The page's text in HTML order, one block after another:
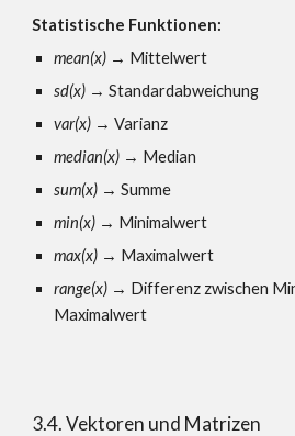
Statistische Funktionen:
mean(x) → Mittelwert
sd(x) →Standardabweichung
var(x) →Varianz
median(x) → Median
sum(x) →Summe
min(x) → Minimalwert
max(x) → Maximalwert
range(x) → Differenz zwischen
Maximalwert
3.4. Vektoren und Matrizen